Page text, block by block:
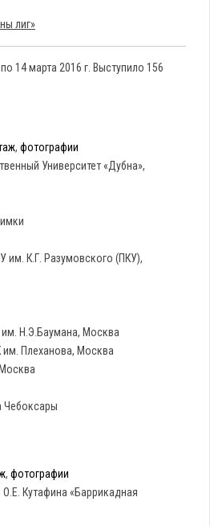
лиг»
14 марта 2016 г. Выступило 156
, фотографии
Университет «Дубна»,
им. К.Г. Разумовского (ПКУ),
Н.Э.Баумана, Москва
Плеханова, Москва
Чебоксары
, фотографии
Кутафина «Баррикадная